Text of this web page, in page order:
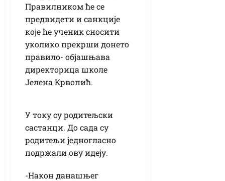
Правилником ће се
предвидети и санкције
које ће ученик сносити
уколико прекрши донето
правило- објашњава
директорица школе
Јелена Крвопић.
У току су родитељски
састанци. До сада су
родитељи једногласно
подржали ову идеју.
-Након данашњег